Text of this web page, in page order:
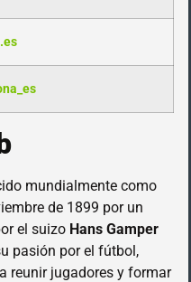
mundialmente como
de 1899 por un
el suizo Hans Gamper
pasión por el fútbol,
reunir jugadores y formar